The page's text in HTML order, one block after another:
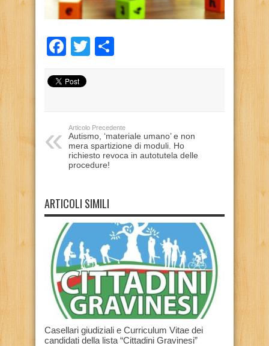
Facebook
Twitter
Articolo Precedente
Autismo, ‘materiale umano’ e non
mera spartizione di moduli. Ho
richiesto revoca in autotutela delle
procedure!
ARTICOLI SIMILI
Casellari giudiziali e Curriculum Vitae dei
candidati della lista “Cittadini Gravinesi”